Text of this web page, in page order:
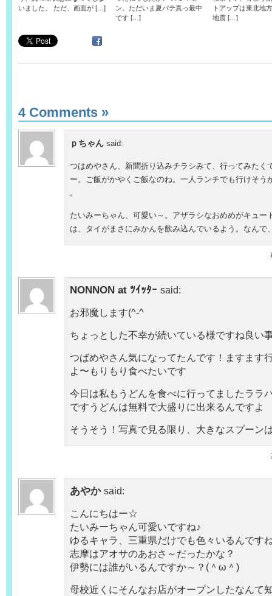
いました。 ただ、画面が […]
ン。ただいま夏バテ真っ最中
です […]
トアップは東北地
地震 […]
4 Comments »
ｐちゃん said:
つはめやさん、新聞折り込みチラシみて、行ってみたく
ー。ご飯がかやくご飯なのね。一人ランチでも行けそう
。
たいみーちゃん、可愛い～。アザラシなおめめがキュー
は、タイがまさにみかんを飲み込んでいるよう。なんで
NONNON at ﾂｲｯﾀｰ said:
お邪魔します(^-^ゞ
ちょっとした不幸が続いている様ですね良い
つばめやさん気になってたんです！ますます
よ〜 もりもり食べたいです
今日は私もうどんを食べに行ってましたララ
です うどんは無料で大盛りに出来るんですよ
そうそう！写真で見る限り、大きなスプーン
あやか said:
こんにちはー☆
たいみーちゃん可愛いですね♪
ゆるキャラ、三重県だけでも色々いるんです
志摩はアオサのあおさ～だったかな？
伊勢には誰がいるんですか～？(＾ω＾)
母校近くにそんなお店がオープンしたなんて